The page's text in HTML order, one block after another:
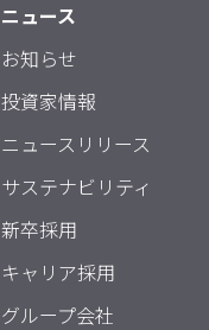
ニュース
お知らせ
投資家情報
ニュースリリース
サステナビリティ
新卒採用
キャリア採用
グループ会社